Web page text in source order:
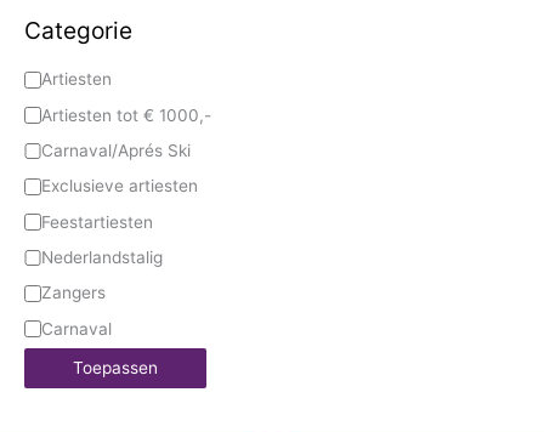
Categorie
Artiesten
Artiesten tot € 1000,-
Carnaval/Aprés Ski
Exclusieve artiesten
Feestartiesten
Nederlandstalig
Zangers
Carnaval
Toepassen